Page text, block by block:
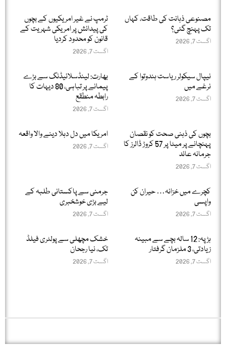
مصنوعی ذہانت کی طاقت، کہاں
تک پہنچ گئی؟
اگست 7, 2026
ٹرمپ نے غیر امریکیوں کے بچوں
کی پیدائش پر امریکی شہریت کے
قانون کو محدود کردیا
اگست 7, 2026
نیپال سیکولر ریاست ہندوتوا کے
نرغے میں
اگست 7, 2026
بھارت: لینڈسلائیڈنگ سے بڑے
پیمانے پر تباہی، 80 دیہات کا
رابطہ منطقع
اگست 7, 2026
بچوں کی ذہنی صحت کو نقصان
پہنچانے پر میٹا پر 57 کروڑ ڈالرز کا
جرمانہ عائد
اگست 7, 2026
امریکا میں دل دہلا دینے والا واقعہ
اگست 7, 2026
کچرے میں خزانہ… حیران کن
واپسی
اگست 7, 2026
جرمنی سے پاکستانی طلبہ کے
لیے بڑی خوشخبری
اگست 7, 2026
ہڑپہ: 12 سالہ بچے سے مبینہ
زیادتی، 3 ملزمان گرفتار
اگست 7, 2026
خشک مچھلی سے پولٹری فیلڈ
تک، نیا رجحان
اگست 7, 2026